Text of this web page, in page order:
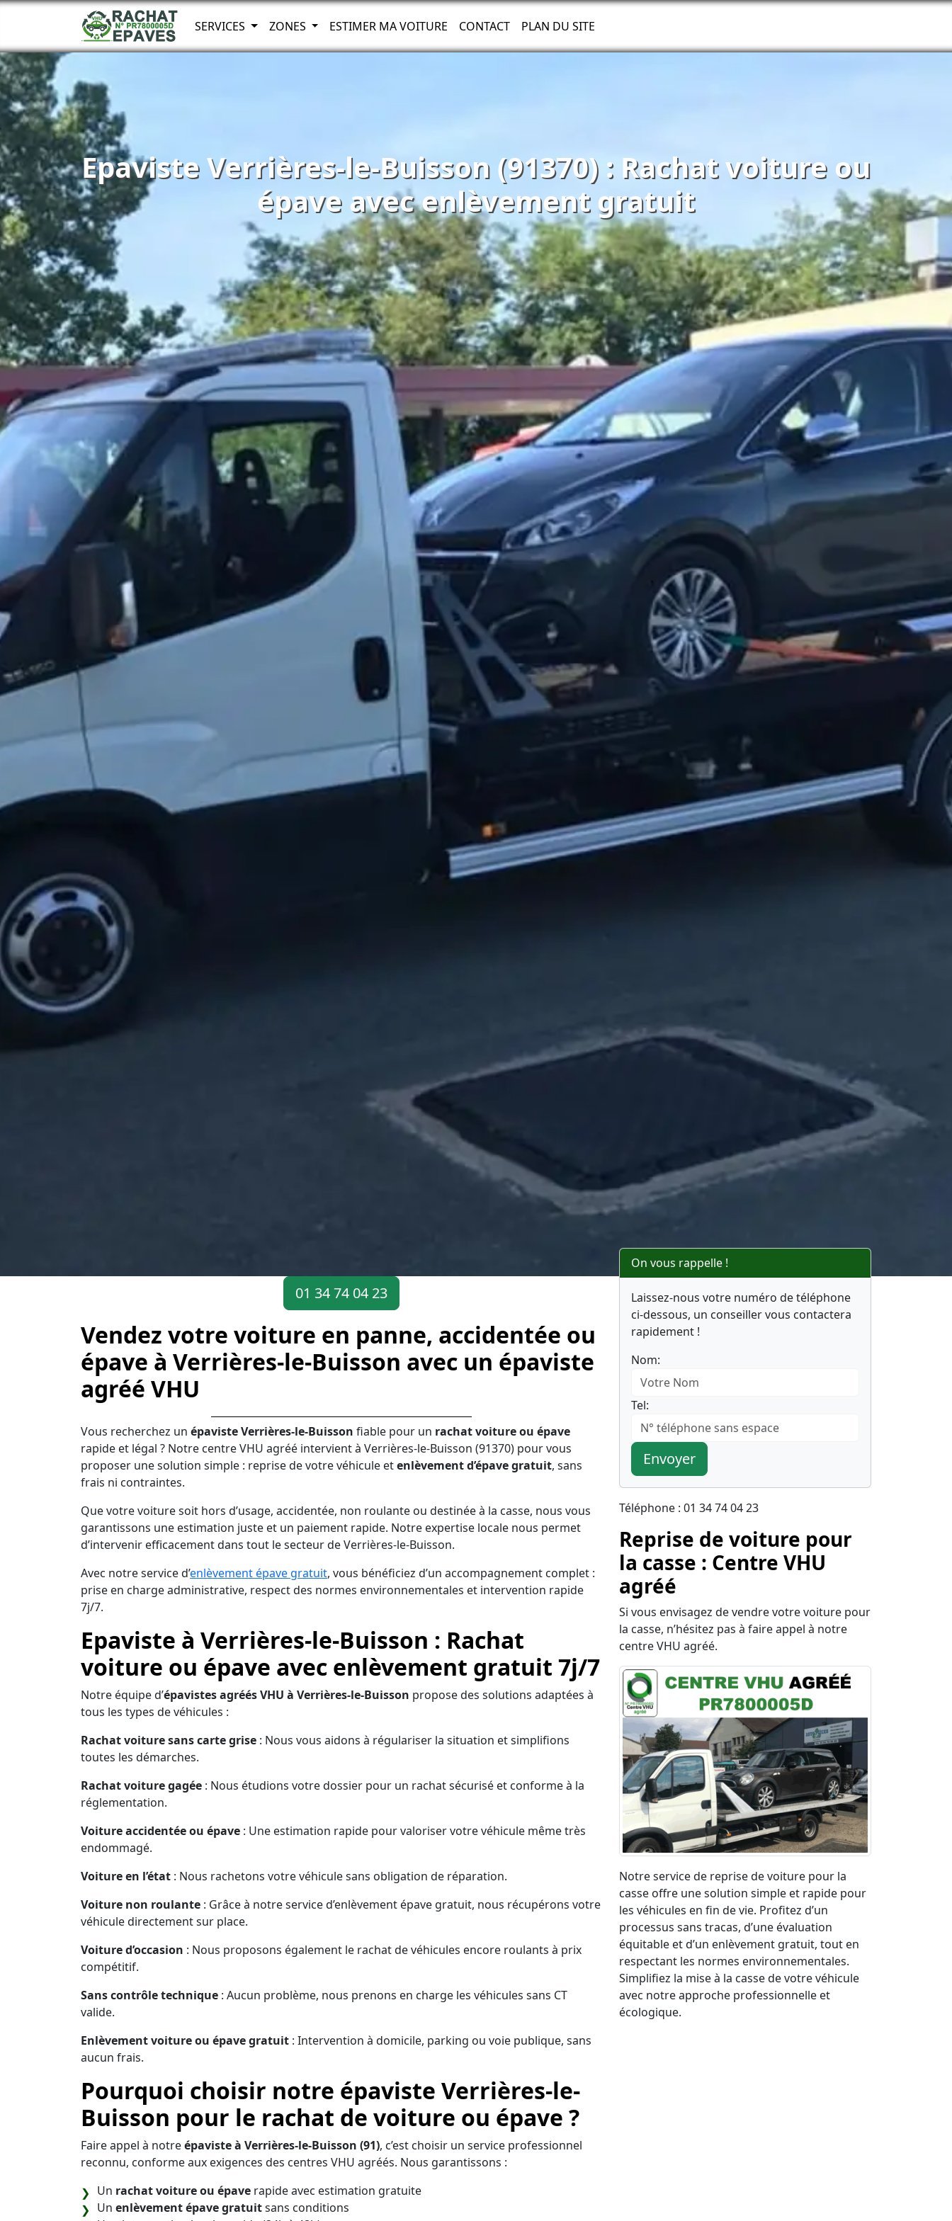
SERVICES ZONES ESTIMER MA VOITURE CONTACT PLAN DU SITE
Epaviste Verrières-le-Buisson (91370) : Rachat voiture ou
épave avec enlèvement gratuit
01 34 74 04 23
Vendez votre voiture en panne, accidentée ou
épave à Verrières-le-Buisson avec un épaviste
agréé VHU
Vous recherchez un épaviste Verrières-le-Buisson fiable pour un rachat voiture ou épave
rapide et légal ? Notre centre VHU agréé intervient à Verrières-le-Buisson (91370) pour vous
proposer une solution simple : reprise de votre véhicule etenlèvement d’épave gratuit, sans
frais ni contraintes.
Que votre voiture soit hors d’usage, accidentée, non roulante ou destinée à la casse, nous vous
garantissons une estimation juste et un paiement rapide. Notre expertise locale nous permet
d’intervenir efficacement dans tout le secteur de Verrières-le-Buisson.
Avec notre service d’enlèvement épave gratuit, vous bénéficiez d’un accompagnement complet :
prise en charge administrative, respect des normes environnementales et intervention rapide
7j/7.
Epaviste à Verrières-le-Buisson : Rachat
voiture ou épave avec enlèvement gratuit 7j/7
Notre équipe d’épavistes agréés VHU à Verrières-le-Buisson propose des solutions adaptées à
tous les types de véhicules :
Rachat voiture sans carte grise : Nous vous aidons à régulariser la situation et simplifions
toutes les démarches.
Rachat voiture gagée : Nous étudions votre dossier pour un rachat sécurisé et conforme à la
réglementation.
Voiture accidentée ou épave : Une estimation rapide pour valoriser votre véhicule même très
endommagé.
Voiture en l’état : Nous rachetons votre véhicule sans obligation de réparation.
Voiture non roulante : Grâce à notre service d’enlèvement épave gratuit, nous récupérons votre
véhicule directement sur place.
Voiture d’occasion : Nous proposons également le rachat de véhicules encore roulants à prix
compétitif.
Sans contrôle technique : Aucun problème, nous prenons en charge les véhicules sans CT
valide.
Enlèvement voiture ou épave gratuit : Intervention à domicile, parking ou voie publique, sans
aucun frais.
Pourquoi choisir notre épaviste Verrières-le-
Buisson pour le rachat de voiture ou épave ?
Faire appel à notreépaviste à Verrières-le-Buisson (91), c’est choisir un service professionnel
reconnu, conforme aux exigences des centres VHU agréés. Nous garantissons :
Un rachat voiture ou épave rapide avec estimation gratuite
Un enlèvement épave gratuitsans conditions
On vous rappelle !
Laissez-nous votre numéro de téléphone
ci-dessous, un conseiller vous contactera
rapidement !
Nom:
Tel:
Envoyer
Téléphone : 01 34 74 04 23
Reprise de voiture pour
la casse : Centre VHU
agréé
Si vous envisagez de vendre votre voiture pour
la casse, n’hésitez pas à faire appel à notre
centre VHU agréé.
Notre service de reprise de voiture pour la
casse offre une solution simple et rapide pour
les véhicules en fin de vie. Profitez d’un
processus sans tracas, d’une évaluation
équitable et d’un enlèvement gratuit, tout en
respectant les normes environnementales.
Simplifiez la mise à la casse de votre véhicule
avec notre approche professionnelle et
écologique.